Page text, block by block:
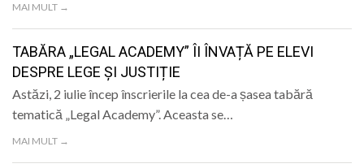
MAI MULT →
TABĂRA „LEGAL ACADEMY” ÎI ÎNVAȚĂ PE ELEVI
DESPRE LEGE ȘI JUSTIȚIE
Astăzi, 2 iulie încep înscrierile la cea de-a șasea tabără
tematică „Legal Academy”. Aceasta se…
MAI MULT →